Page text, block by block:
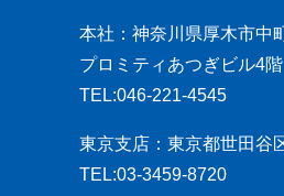
本社：神奈川県厚木市中
プロミティあつぎビル4階
TEL:046-221-4545
東京支店：東京都世田谷
TEL:03-3459-8720